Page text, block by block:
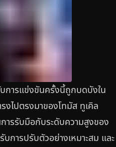
การแข่งขันครั้งนี้ถูกบดบังใน
ไปตรงมาของโทมัส ทูเคิล
ารรับมือกับระดับความสูงของ
บการปรับตัวอย่างเหมาะสม และ